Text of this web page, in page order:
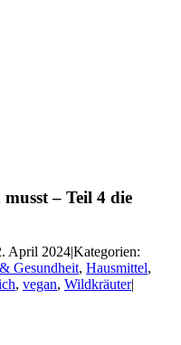
– Teil 4 die
April 2024|Kategorien:
Gesundheit, Hausmittel,
, vegan, Wildkräuter|